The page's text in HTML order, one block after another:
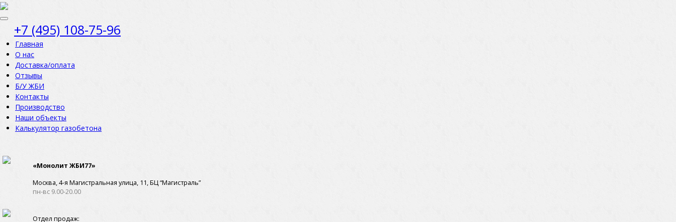
+7 (495) 108-75-96
Главная
О нас
Доставка/оплата
Отзывы
Б/У ЖБИ
Контакты
Производство
Наши объекты
Калькулятор газобетона
«Монолит ЖБИ77»
Москва, 4-я Магистральная улица, 11, ​БЦ “Магистраль”
пн-вс 9.00-20.00
Отдел продаж: